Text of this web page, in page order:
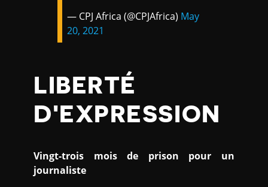
— CPJ Africa (@CPJAfrica) May
20, 2021
LIBERTÉ
D'EXPRESSION
Vingt-trois mois de prison pour un
journaliste